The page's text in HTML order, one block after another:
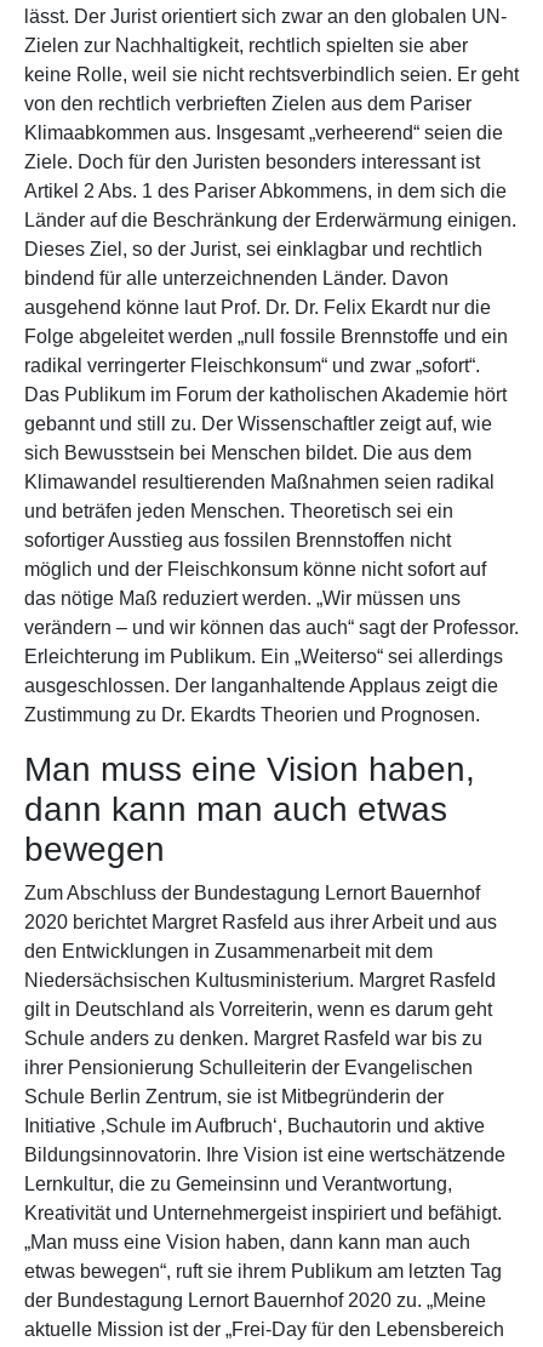
lässt. Der Jurist orientiert sich zwar an den globalen UN-
Zielen zur Nachhaltigkeit, rechtlich spielten sie aber
keine Rolle, weil sie nicht rechtsverbindlich seien. Er geht
von den rechtlich verbrieften Zielen aus dem Pariser
Klimaabkommen aus. Insgesamt „verheerend“ seien die
Ziele. Doch für den Juristen besonders interessant ist
Artikel 2 Abs. 1 des Pariser Abkommens, in dem sich die
Länder auf die Beschränkung der Erderwärmung einigen.
Dieses Ziel, so der Jurist, sei einklagbar und rechtlich
bindend für alle unterzeichnenden Länder. Davon
ausgehend könne laut Prof. Dr. Dr. Felix Ekardt nur die
Folge abgeleitet werden „null fossile Brennstoffe und ein
radikal verringerter Fleischkonsum“ und zwar „sofort“.
Das Publikum im Forum der katholischen Akademie hört
gebannt und still zu. Der Wissenschaftler zeigt auf, wie
sich Bewusstsein bei Menschen bildet. Die aus dem
Klimawandel resultierenden Maßnahmen seien radikal
und beträfen jeden Menschen. Theoretisch sei ein
sofortiger Ausstieg aus fossilen Brennstoffen nicht
möglich und der Fleischkonsum könne nicht sofort auf
das nötige Maß reduziert werden. „Wir müssen uns
verändern – und wir können das auch“ sagt der Professor.
Erleichterung im Publikum. Ein „Weiterso“ sei allerdings
ausgeschlossen. Der langanhaltende Applaus zeigt die
Zustimmung zu Dr. Ekardts Theorien und Prognosen.
Man muss eine Vision haben,
dann kann man auch etwas
bewegen
Zum Abschluss der Bundestagung Lernort Bauernhof
2020 berichtet Margret Rasfeld aus ihrer Arbeit und aus
den Entwicklungen in Zusammenarbeit mit dem
Niedersächsischen Kultusministerium. Margret Rasfeld
gilt in Deutschland als Vorreiterin, wenn es darum geht
Schule anders zu denken. Margret Rasfeld war bis zu
ihrer Pensionierung Schulleiterin der Evangelischen
Schule Berlin Zentrum, sie ist Mitbegründerin der
Initiative ‚Schule im Aufbruch‘, Buchautorin und aktive
Bildungsinnovatorin. Ihre Vision ist eine wertschätzende
Lernkultur, die zu Gemeinsinn und Verantwortung,
Kreativität und Unternehmergeist inspiriert und befähigt.
„Man muss eine Vision haben, dann kann man auch
etwas bewegen“, ruft sie ihrem Publikum am letzten Tag
der Bundestagung Lernort Bauernhof 2020 zu. „Meine
aktuelle Mission ist der „Frei-Day für den Lebensbereich